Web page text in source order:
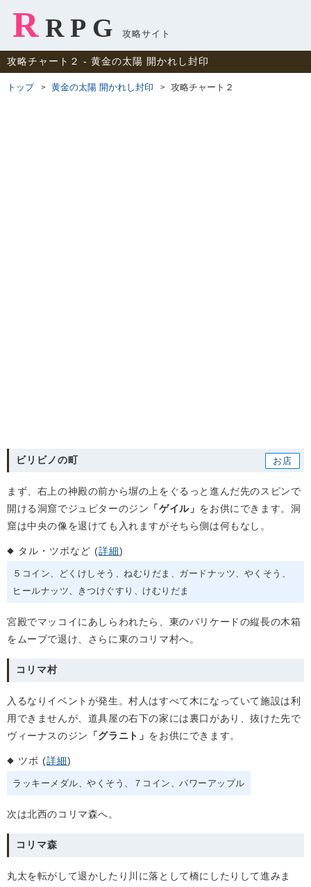
R RPG 攻略サイト
攻略チャート２ ‐ 黄金の太陽 開かれし封印
トップ 黄金の太陽 開かれし封印 攻略チャート２
ビリビノの町
まず、右上の神殿の前から塀の上をぐるっと進んだ先のスピンで
開ける洞窟でジュピターのジン 「ゲイル」 をお供にできます。洞
窟は中央の像を退けても入れますがそちら側は何もなし。
タル・ツボなど (詳細)
５コイン どくけしそう ねむりだま ガードナッツ
やくそう
ヒールナッツ
きつけぐすり けむりだま
宮殿でマッコイにあしらわれたら、東のバリケードの縦長の木箱
をムーブで退け、さらに東のコリマ村へ。
コリマ村
入るなりイベントが発生。村人はすべて木になっていて施設は利
用できませんが、道具屋の右下の家には裏口があり、抜けた先で
ヴィーナスのジン
「グラニト」 をお供にできます。
ツボ (詳細)
ラッキーメダル やくそう ７コイン パワーアップル
次は北西のコリマ森へ。
コリマ森
丸太を転がして退かしたり川に落として橋にしたりして進みま